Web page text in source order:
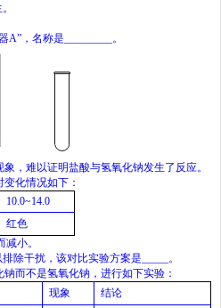
A” ，名称是 。
，难以证明盐酸与氢氧化钠发生了反应。
变化情况如下：
10.0~14.0
红色
小。
除干扰，该对比实验方案是
。
而不是氢氧化钠，进行如下实验：
现象 结论